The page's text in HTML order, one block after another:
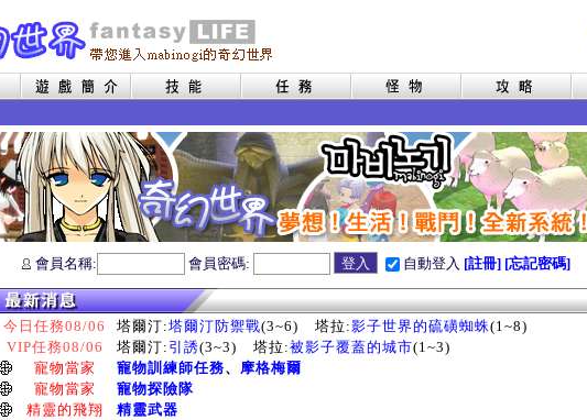
會員名稱: 會員密碼: 自動登入 [註冊] [忘記密碼]
今日任務08/06 塔爾汀:塔爾汀防禦戰(3~6) 塔拉:影子世界的硫磺蜘蛛(1~8)
VIP任務08/06
塔爾汀: 引誘(3~3) 塔拉:被影子覆蓋的城市(1~3)
寵物當家
寵物訓練師任務、 摩格梅爾
寵物當家
寵物探險隊
精靈的飛翔
精靈武器